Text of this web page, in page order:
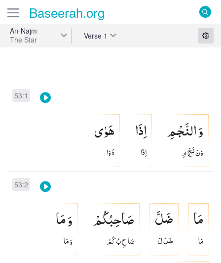
Baseerah.org
An-Najm
The Star
Verse 1
53:1
وَ النَّجْمِ
وَنّ نَجْ مِ
اِذَا
اِذَا
هَوٰی
هَ وَا
53:2
مَا
مَا
ضَلَّ
ضَلّ لَ
صَاحِبُكُمْ
صَا حِ بُ كُمْ
وَ مَا
وَ مَا